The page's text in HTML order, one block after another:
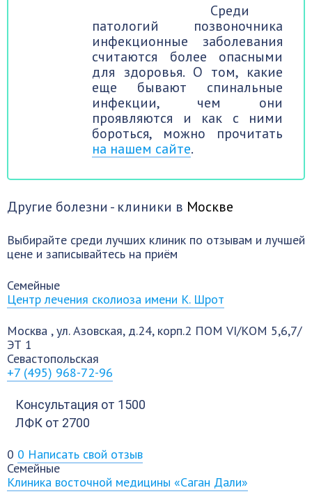
Среди
патологий позвоночника
инфекционные заболевания
считаются более опасными
для здоровья. О том, какие
еще бывают спинальные
инфекции, чем они
проявляются и как с ними
бороться, можно прочитать
на нашем сайте.
Другие болезни - клиники в Москве
Выбирайте среди лучших клиник по отзывам и лучшей
цене и записывайтесь на приём
Семейные
Центр лечения сколиоза имени К. Шрот
Москва ,ул. Азовская, д.24, корп.2 ПОМ VI/КОМ 5,6,7/
ЭТ 1
Севастопольская
+7 (495) 968-72-96
Консультация от 1500
ЛФК от 2700
0 0 Написать свой отзыв
Семейные
Клиника восточной медицины «Саган Дали»